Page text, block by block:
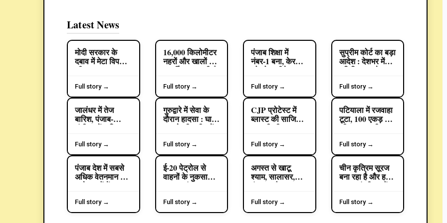
Latest News
POLITICS
मोदी सरकार के
दबाव में मेटा विपक्ष
की आवाज दबा रहा
केजरीवाल का
आरोप
Full story →
POLITICS
16,000 किलोमीटर
नहरों और खालों का
पुनर्जीवन कर रही है
इलाकों में 5 मीटर
तक बढ़ा भूजल
स्तर: हरपाल सिंह
चीमा
Full story →
POLITICS
पंजाब शिक्षा में
नंबर-1 बना, केरल
को छोड़ा पीछे:
Full story →
EDUCATION
सुप्रीम कोर्ट का बड़ा
आदेश : देशभर में
"डिजिटल अरेस्ट"
एक समान SOP
लागू करने के निर्देश
Full story →
जालंधर में तेज
बारिश, पंजाब-
चंडीगढ़ में 2 दिन
आई गिरावट;
पटियाला में सबसे
ज्यादा 143 मिमी
बरसात
Full story →
CRIME
गुरुद्वारे में सेवा के
दौरान हादसा : घास
काटने की मशीन में
मनजिंदर सिंह की
मौत
Full story →
CRIME
CJP प्रोटेस्ट में
ब्लास्ट की साजिश
रच रही थी ISI :
पेट्रोल बम लेकर
आए थे, पंजाब पुलिस
ने 9 आरोपी पकड़े
Full story →
CRIME
पटियाला में रजवाहा
टूटा, 100 एकड़ धान
की फसल डूबी :
प्रयास नाकाम;
किसान बोले-नहरी
विभाग की लापरवाही
से फसल खराब
Full story →
POLITICS
पंजाब देश में सबसे
अधिक वेतनमान देने
वाले राज्यों में
में केंद्र से भी आगे:
हरपाल सिंह चीमा
Full story →
POLITICS
ई-20 पेट्रोल से
वाहनों के नुकसान
का मुद्दा पंजाब
Full story →
POLITICS
अगस्त से खाटू
श्याम, सालासर,
वृंदावन और
मुफ्त तीर्थ यात्रा:
मुख्यमंत्री भगवंत
Full story →
POLITICS
चीन कृत्रिम सूरज
बना रहा है और हमारे
प्रधानमंत्री बच्चों
करवाने में व्यस्त हैं:
केजरीवाल
Full story →